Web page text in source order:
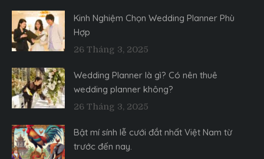
Kinh Nghiệm Chọn Wedding Planner Phù
Hợp
26 Tháng 3, 2025
Wedding Planner là gì? Có nên thuê
wedding planner không?
26 Tháng 3, 2025
Bật mí sính lễ cưới đắt nhất Việt Nam từ
trước đến nay.